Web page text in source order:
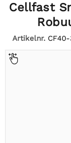
Cellfast
Artikelnr.